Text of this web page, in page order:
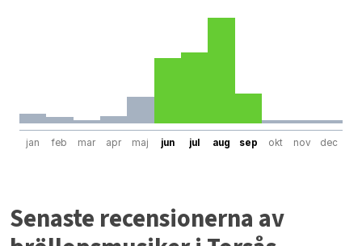
jan feb mar apr maj jun jul aug sep okt nov dec
Senaste recensionerna av